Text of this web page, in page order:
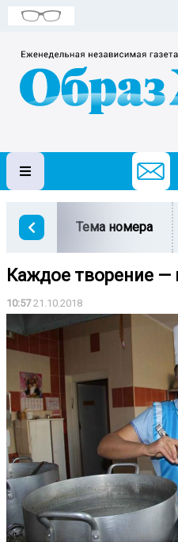
Тема номера
Каждое творение —
10:5721.10.2018